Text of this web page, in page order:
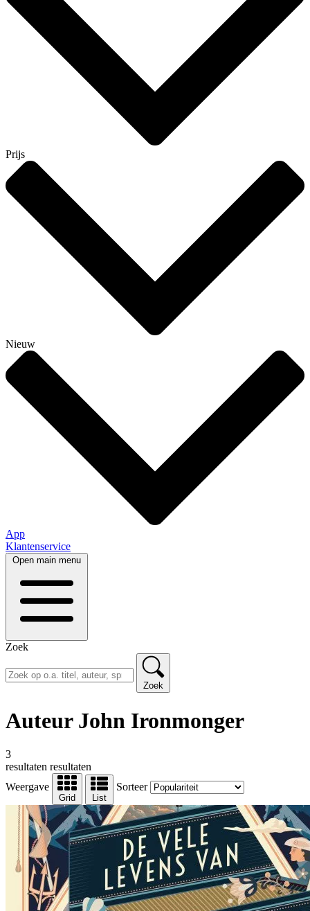
Prijs
Nieuw
App
Klantenservice
Open main menu
Zoek
Zoek
Auteur John Ironmonger
3
resultaten resultaten
Weergave
Grid List
Sorteer